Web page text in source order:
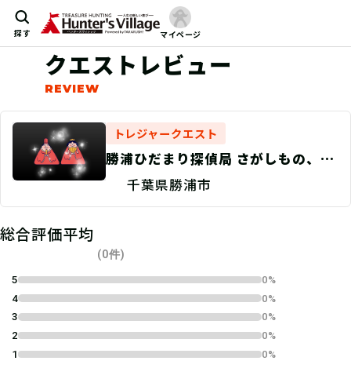
探す マイページ
クエストレビュー
トレジャークエスト
勝浦ひだまり探偵局 さがしもの、す
べて見つけます！ 商店会編
千葉県勝浦市
総合評価平均
(0件)
5
0%
4
0%
3
0%
2
0%
1
0%